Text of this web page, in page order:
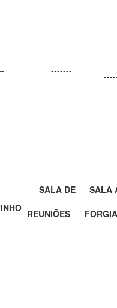
-------
SALA DE
REUNIÕES
SALA